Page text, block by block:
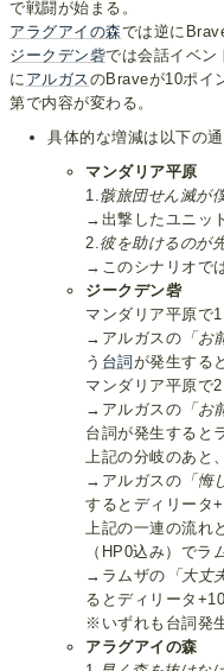
で戦闘が始まる。
アラグアイの森では逆に
ジークデン砦では会話イベン
に アルガスのBraveが10ポイ
第で内容が変わる。
具体的な増減は以下の通
マンダリア平原
1.骸旅団せん滅が
→出撃したユニッ
2.彼を助けるのが
→このシナリオで
ジークデン砦
マンダリア平原で
→アルガスの 「お
う 台詞 が発生する
マンダリア平原で
→アルガスの 「お
台詞が発生すると
上記の分岐のあと
→アルガスの 「悔
するとディリータ
上記の一連の流れ
（HP0込み）でラ
→ラムザの 「大丈
るとディリータ+10
※いずれも台詞発
アラグアイの森